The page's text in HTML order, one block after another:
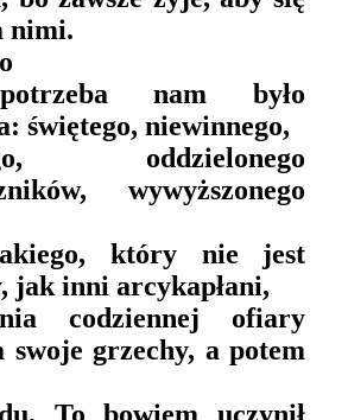
nimi.
nam było
świętego, niewinnego,
oddzielonego
wywyższonego
który nie jest
jak inni arcykapłani,
codziennej ofiary
grzechy, a potem